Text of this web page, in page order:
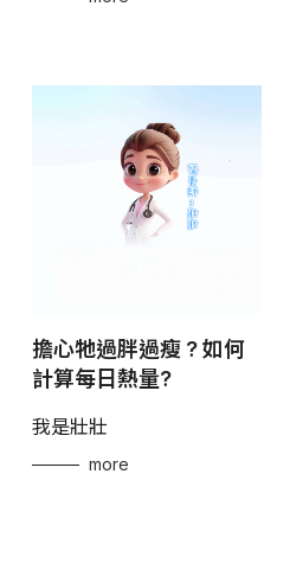
擔心牠過胖過瘦 ? 如何
計算每日熱量?
我是壯壯
more